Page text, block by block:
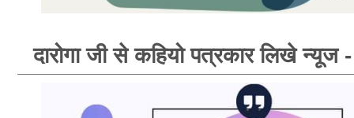
दारोगा जी से कहियो पत्रकार लिखे न्यूज